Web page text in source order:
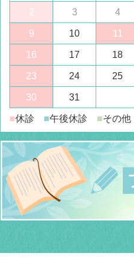
2 3 4
9 10 11
16 17 18
23 24 25
30 31
■休診 ■午後休診 ■その他